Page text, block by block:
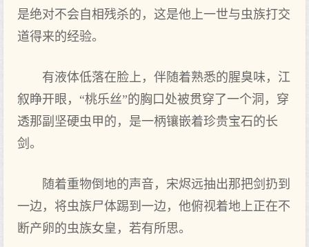
是绝对不会自相残杀的，这是他上一世与虫族打交
道得来的经验。
有液体低落在脸上，伴随着熟悉的腥臭味，江
叙睁开眼，“桃乐丝”的胸口处被贯穿了一个洞，穿
透那副坚硬虫甲的，是一柄镶嵌着珍贵宝石的长
剑。
随着重物倒地的声音，宋烬远抽出那把剑扔到
一边，将虫族尸体踢到一边，他俯视着地上正在不
断产卵的虫族女皇，若有所思。